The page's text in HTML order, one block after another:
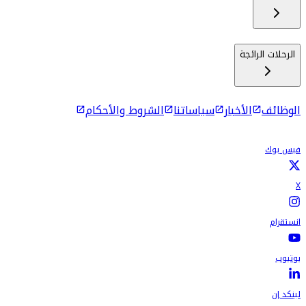
الرحلات الرائجة
الوظائف الأخبار سياساتنا الشروط والأحكام
فيس بوك
X
انستقرام
يوتيوب
لينكد إن